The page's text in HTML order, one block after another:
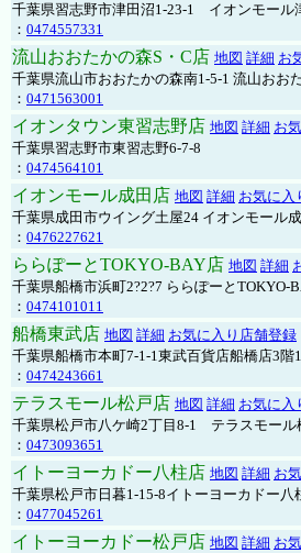
千葉県習志野市津田沼1-23-1 イオンモール
： 0474557331
流山おおたかの森S・C店 地図 詳細 お
千葉県流山市おおたかの森南1-5-1 流山おお
： 0471563001
イオンタウン東習志野店 地図 詳細 お
千葉県習志野市東習志野6-7-8
： 0474564101
イオンモール成田店 地図 詳細 お気に入
千葉県成田市ウイング土屋24 イオンモール
： 0476227621
ららぽーとTOKYO-BAY店 地図 詳細
千葉県船橋市浜町2?2?7 ららぽーとTOKYO-
： 0474101011
船橋東武店 地図 詳細 お気に入り店舗登録
千葉県船橋市本町7-1-1東武百貨店船橋店3階
： 0474243661
テラスモール松戸店 地図 詳細 お気に入
千葉県松戸市八ケ崎2丁目8-1 テラスモール
： 0473093651
イトーヨーカドー八柱店 地図 詳細 お
千葉県松戸市日暮1-15-8イトーヨーカドー
： 0477045261
イトーヨーカドー松戸店 地図 詳細 お